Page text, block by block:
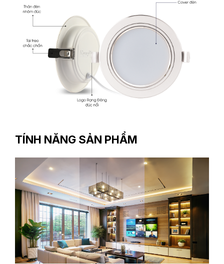
TÍNH NĂNG SẢN PHẨM